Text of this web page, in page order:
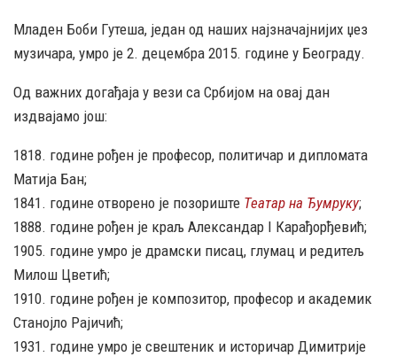
Младен Боби Гутеша, један од наших најзначајнијих џез
музичара, умро је 2. децембра 2015. године у Београду.
Од важних догађаја у вези са Србијом на овај дан
издвајамо још:
1818. године рођен је професор, политичар и дипломата
Матија Бан;
1841. године отворено је позориште Театар на Ђумруку;
1888. године рођен је краљ Александар I Карађорђевић;
1905. године умро је драмски писац, глумац и редитељ
Милош Цветић;
1910. године рођен је композитор, професор и академик
Станојло Рајичић;
1931. године умро је свештеник и историчар Димитрије